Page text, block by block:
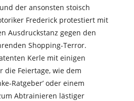
der ansonsten stoisch
Frederick protestiert mit
Ausdruckstanz gegen den
Shopping-Terror.
Kerle mit einigen
die Feiertage, wie dem
Ratgeber’ oder einem
Abtrainieren lästiger